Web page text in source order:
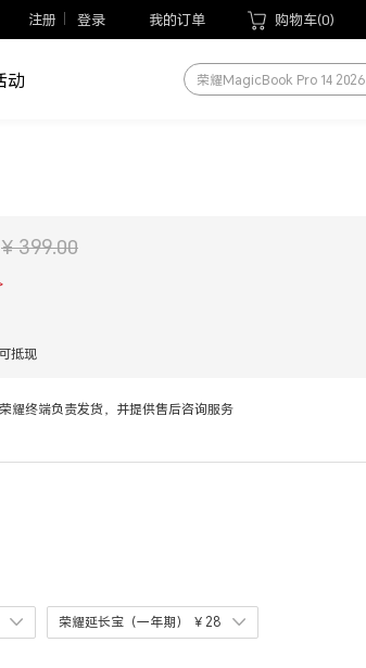
注册 登录 我的订单 购物车(0)
动
荣耀手表5 Pro
荣耀MagicBook Pro 14 2026
¥ 399.00
抵现
耀终端负责发货，并提供售后咨询服务
荣耀延长宝（一年期） ￥28